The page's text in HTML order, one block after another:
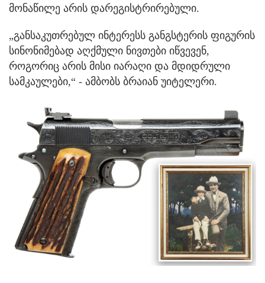
მონაწილე არის დარეგისტრირებული.
„განსაკუთრებულ ინტერესს განგსტერის ფიგურის
სინონიმებად აღქმული ნივთები იწვევენ,
როგორიც არის მისი იარაღი და მდიდრული
სამკაულები,“ - ამბობს ბრაიან უიტელერი.